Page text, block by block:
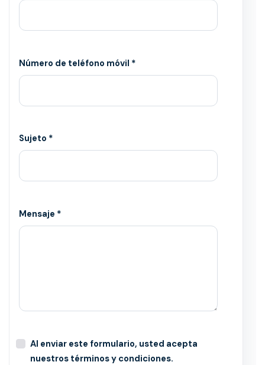
Número de teléfono móvil *
Sujeto *
Mensaje *
Al enviar este formulario, usted acepta
nuestros términos y condiciones.